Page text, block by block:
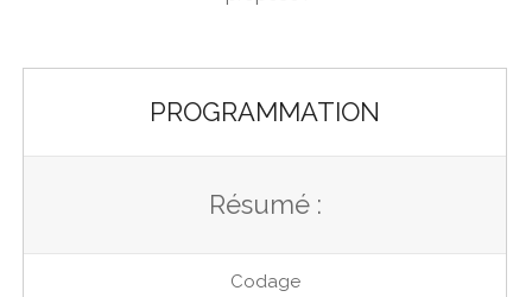
PROGRAMMATION
Résumé :
Codage